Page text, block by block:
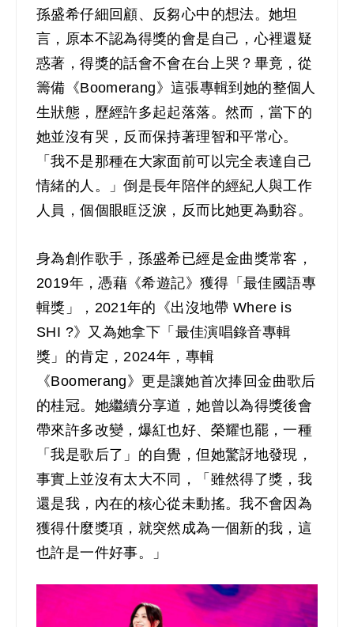
孫盛希仔細回顧、反芻心中的想法。她坦
言，原本不認為得獎的會是自己，心裡還疑
惑著，得獎的話會不會在台上哭？畢竟，從
籌備《Boomerang》這張專輯到她的整個人
生狀態，歷經許多起起落落。然而，當下的
她並沒有哭，反而保持著理智和平常心。
「我不是那種在大家面前可以完全表達自己
情緒的人。」倒是長年陪伴的經紀人與工作
人員，個個眼眶泛淚，反而比她更為動容。
身為創作歌手，孫盛希已經是金曲獎常客，
2019年，憑藉《希遊記》獲得「最佳國語專
輯獎」，2021年的《出沒地帶 Where is
SHI ?》又為她拿下「最佳演唱錄音專輯
獎」的肯定，2024年，專輯
《Boomerang》更是讓她首次捧回金曲歌后
的桂冠。她繼續分享道，她曾以為得獎後會
帶來許多改變，爆紅也好、榮耀也罷，一種
「我是歌后了」的自覺，但她驚訝地發現，
事實上並沒有太大不同，「雖然得了獎，我
還是我，內在的核心從未動搖。我不會因為
獲得什麼獎項，就突然成為一個新的我，這
也許是一件好事。」